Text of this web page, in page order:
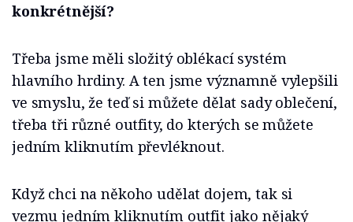
konkrétnější?
Třeba jsme měli složitý oblékací systém
hlavního hrdiny. A ten jsme významně vylepšili
ve smyslu, že teď si můžete dělat sady oblečení,
třeba tři různé outfity, do kterých se můžete
jedním kliknutím převléknout.
Když chci na někoho udělat dojem, tak si
vezmu jedním kliknutím outfit jako nějaký